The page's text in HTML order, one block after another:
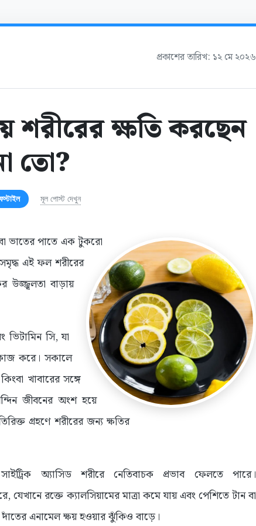
প্রকাশের তারিখ: ১২ মে ২০২৬
শরীরের ক্ষতি করছেন
তো?
মূল পোস্ট দেখুন
ভাতের পাতে এক টুকরো
সমৃদ্ধ এই ফল শরীরের
উজ্জ্বলতা বাড়ায়
ভিটামিন সি, যা
কাজ করে। সকালে
খাবারের সঙ্গে
জীবনের অংশ হয়ে
গ্রহণে শরীরের জন্য ক্ষতির
অ্যাসিড শরীরে নেতিবাচক প্রভাব ফেলতে পারে।
রক্তে ক্যালসিয়ামের মাত্রা কমে যায় এবং পেশিতে টান বা
এনামেল ক্ষয় হওয়ার ঝুঁকিও বাড়ে।